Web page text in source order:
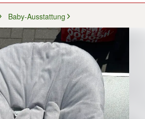
Baby-Ausstattung